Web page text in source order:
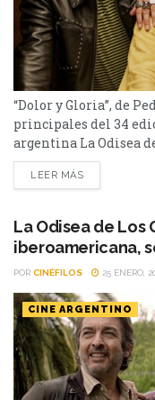
“Dolor y Gloria”, de
principales del 34
argentina La Odisea
Iberoamericana. La
ganó en 6 de 16
Banderas), Mejor
Mejor...
LEER MÁS
La Odisea de Los
iberoamericana,
POR CINÉFILOS 25 ENERO,
CINE ARGENTINO